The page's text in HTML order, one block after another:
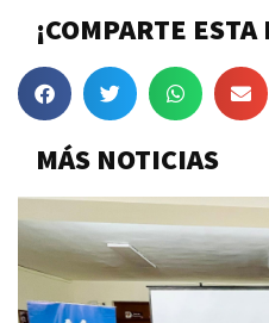
¡COMPARTE
MÁS NOTICIAS